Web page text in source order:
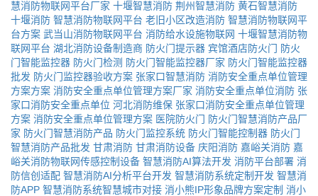
慧消防物联网平台厂家 十堰智慧消防 荆州智慧消防 黄石智慧消防
十堰消防 智慧消防物联网平台 老旧小区改造消防 智慧消防物联网平
台方案 武当山消防物联网平台 消防给水设施物联网 十堰智慧消防物
联网平台 湖北消防设备制造商 防火门提示器 宾馆酒店防火门 防火
门智能监控器 防火门检测 防火门智能监控器厂家 防火门智能监控器
批发 防火门监控器验收方案 张家口智慧消防 消防安全重点单位管理
方案方案 消防安全重点单位管理方案厂家 消防安全重点单位消防 张
家口消防安全重点单位 河北消防维保 张家口消防安全重点单位管理
方案 消防安全重点单位管理方案 医院防火门 防火门智慧消防产品厂
家 防火门智慧消防产品 防火门监控系统 防火门智能控制器 防火门
智慧消防产品批发 甘肃消防 甘肃消防设备 庆阳消防 嘉峪关消防 嘉
峪关消防物联网传感控制设备 智慧消防AI算法开发 消防平台部署 消
防信创适配 智慧消防AI分析平台开发 智慧消防系统定制开发 智慧消
防APP 智慧消防系统智慧城市对接 消小熊IP形象品牌方案定制 消小